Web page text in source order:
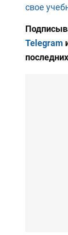
свое
Telegram